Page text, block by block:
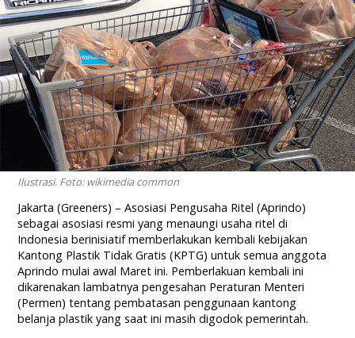
Ilustrasi. Foto: wikimedia common
Jakarta (Greeners) – Asosiasi Pengusaha Ritel (Aprindo)
sebagai asosiasi resmi yang menaungi usaha ritel di
Indonesia berinisiatif memberlakukan kembali kebijakan
Kantong Plastik Tidak Gratis (KPTG) untuk semua anggota
Aprindo mulai awal Maret ini. Pemberlakuan kembali ini
dikarenakan lambatnya pengesahan Peraturan Menteri
(Permen) tentang pembatasan penggunaan kantong
belanja plastik yang saat ini masih digodok pemerintah.